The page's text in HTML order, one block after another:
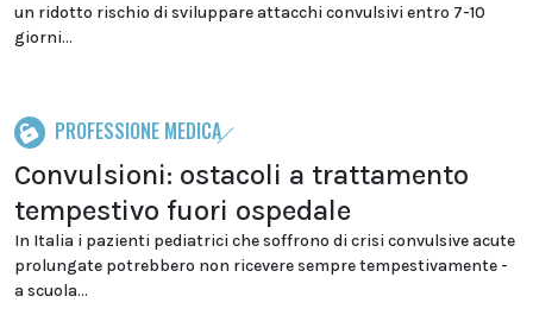
un ridotto rischio di sviluppare attacchi convulsivi entro 7-10
giorni...
PROFESSIONE MEDICA
Convulsioni: ostacoli a trattamento
tempestivo fuori ospedale
In Italia i pazienti pediatrici che soffrono di crisi convulsive acute
prolungate potrebbero non ricevere sempre tempestivamente -
a scuola...